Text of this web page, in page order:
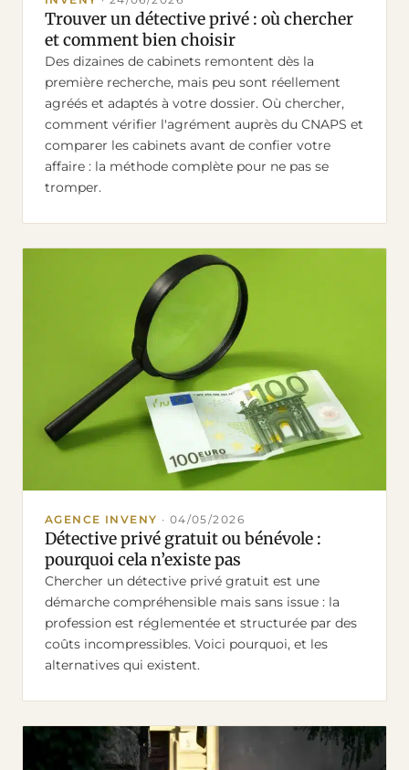
Trouver un détective privé : où chercher
et comment bien choisir
Des dizaines de cabinets remontent dès la
première recherche, mais peu sont réellement
agréés et adaptés à votre dossier. Où chercher,
comment vérifier l'agrément auprès du CNAPS et
comparer les cabinets avant de confier votre
affaire : la méthode complète pour ne pas se
tromper.
AGENCE INVENY · 04/05/2026
Détective privé gratuit ou bénévole :
pourquoi cela n’existe pas
Chercher un détective privé gratuit est une
démarche compréhensible mais sans issue : la
profession est réglementée et structurée par des
coûts incompressibles. Voici pourquoi, et les
alternatives qui existent.